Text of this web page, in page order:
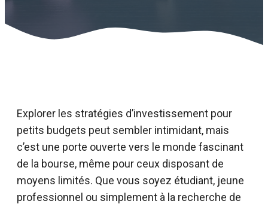
Explorer les stratégies d’investissement pour
petits budgets peut sembler intimidant, mais
c’est une porte ouverte vers le monde fascinant
de la bourse, même pour ceux disposant de
moyens limités. Que vous soyez étudiant, jeune
professionnel ou simplement à la recherche de